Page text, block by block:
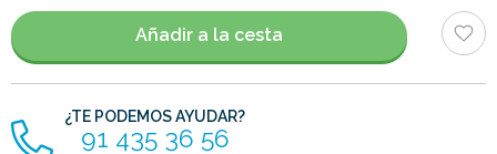
artículos
Añadir a la cesta
¿TE PODEMOS AYUDAR?
91 435 36 56